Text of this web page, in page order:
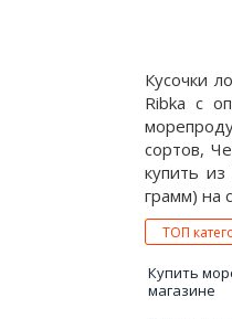
Кусочки
Ribka с
сортов,
купить
грамм) на
ТОП
Купить
магазине